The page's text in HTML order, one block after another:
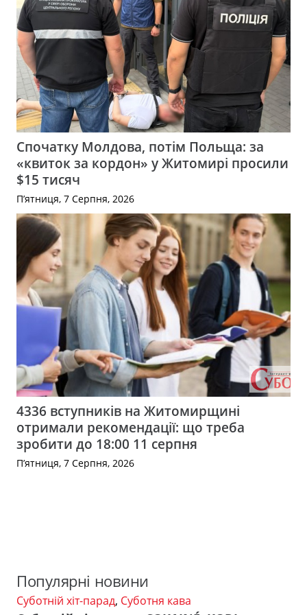
Спочатку Молдова, потім Польща: за
«квиток за кордон» у Житомирі просили
$15 тисяч
П’ятниця, 7 Серпня, 2026
4336 вступників на Житомирщині
отримали рекомендації: що треба
зробити до 18:00 11 серпня
П’ятниця, 7 Серпня, 2026
Популярні новини
Суботній хіт-парад, Суботня кава